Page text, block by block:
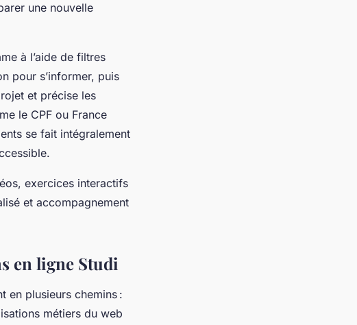
une nouvelle
à l’aide de filtres
pour s’informer, puis
et précise les
le CPF ou France
se fait intégralement
exercices interactifs
et accompagnement
en ligne Studi
en plusieurs chemins :
métiers du web